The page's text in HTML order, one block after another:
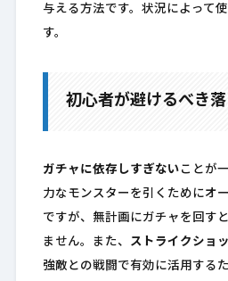
与える方法です。状況によって
す。
初心者が避けるべき
ガチャに依存しすぎない ことが
力なモンスターを引くためにオ
ですが、無計画にガチャを回す
ません。また、 ストライクショ
強敵との戦闘で有効に活用する